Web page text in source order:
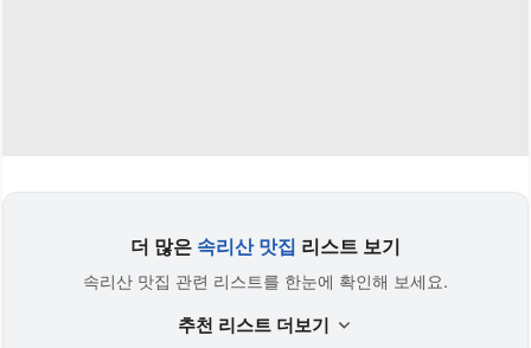
더 많은 속리산 맛집 리스트 보기
속리산 맛집 관련 리스트를 한눈에 확인해 보세요.
추천 리스트 더보기